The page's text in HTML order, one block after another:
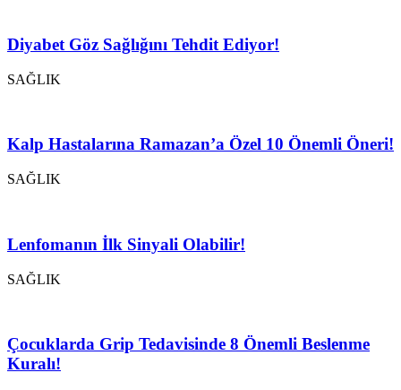
Diyabet Göz Sağlığını Tehdit Ediyor!
SAĞLIK
Kalp Hastalarına Ramazan’a Özel 10 Önemli Öneri!
SAĞLIK
Lenfomanın İlk Sinyali Olabilir!
SAĞLIK
Çocuklarda Grip Tedavisinde 8 Önemli Beslenme
Kuralı!